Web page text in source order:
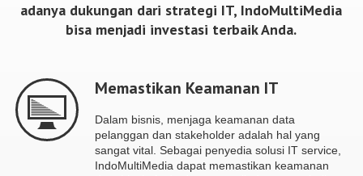
adanya dukungan dari strategi IT, IndoMultiMedia
bisa menjadi investasi terbaik Anda.
Memastikan Keamanan IT
Dalam bisnis, menjaga keamanan data
pelanggan dan stakeholder adalah hal yang
sangat vital. Sebagai penyedia solusi IT service,
IndoMultiMedia dapat memastikan keamanan